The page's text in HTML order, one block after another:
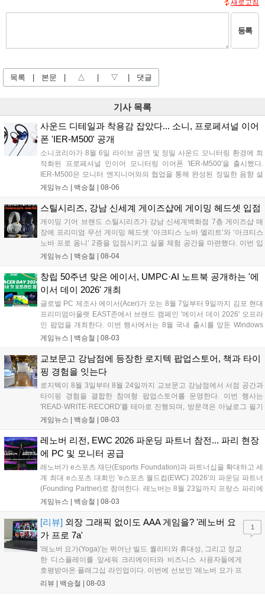
새로고침
등록
목록 | 본문 | △ | ▽ | 댓글
기사 목록
사운드 디테일과 착용감 잡았다... 소니, 프로페셔널 이어
폰 'IER-M500' 공개
소니코리아가 8월 6일 라이브 공연 및 정밀 사운드 모니터링 환경에 최
적화된 프로페셔널 인이어 모니터링 이어폰 'IER-M500'을 출시했다.
IER-M500은 모니터 엔지니어와의 협업을 통해 완성된 정밀한 음향 설
계와 뛰어난 수동 차음 성능을 갖춰, 외부 소음이 많은 환경에서도 디테
피팅 서포터를 적용해 장시간 착용 시에도 안정적이고 편안한 환경을 제
게임뉴스 | 백승철 | 08-06
스틸시리즈, 강남 신세계 게이즈샵에 게이밍 헤드셋 입점
게이밍 기어 브랜드 스틸시리즈가 강남 신세계백화점 7층 게이즈샵 매
장에 프리미엄 무선 게이밍 헤드셋 ‘아크티스 노바 엘리트’와 ‘아크티스
노바 프로 옴니’ 2종을 입점시키고 실물 체험 공간을 마련했다. 이번 입
점으로 판교 현대백화점에 이어 강남에서도 차세대 옴니플레이 및 AI 노
매할 수 있게 됐다. 스틸시리즈는 입점을 기념해 오는 8월 17일까지 해
당 매장에서 10% 할인 혜택 및 헤드셋 거치대 증정 프로모션을 진행한
다...
게임뉴스 | 백승철 | 08-04
창립 50주년 맞은 에이서, UMPC·AI 노트북 공개하는 '에
이서 데이 2026' 개최
글로벌 PC 제조사 에이서(Acer)가 오는 8월 7일부터 9일까지 김포 현대
프리미엄아울렛 EAST존에서 브랜드 캠페인 '에이서 데이 2026' 오프라
인 팝업을 개최한다. 이번 행사에서는 8월 국내 출시를 앞둔 Windows
11 기반 UMPC 프레데터 아틀라스 8과 초경량 AI 노트북 스위프트 에어
업 전시와 함께 방문객을 위한 다양한 현장 이벤트가 진행된다....
게임뉴스 | 백승철 | 08-03
교보문고 강남점에 등장한 로지텍 팝업스토어, 책과 타이
핑 경험을 잇는다
로지텍이 8월 3일부터 8월 24일까지 교보문고 강남점에서 서점 공간과
타이핑 경험을 결합한 참여형 팝업스토어를 운영한다. 이번 행사는
'READ·WRITE·RECORD'를 테마로 진행되며, 방문객은 아날로그 필기
와 디지털 타이핑을 거쳐 문장을 엽서로 출력해 보관할 수 있다. 현장에
구매 고객 전용 혜택도 함께 준비됐다....
게임뉴스 | 백승철 | 08-03
레노버 리전, EWC 2026 파운딩 파트너 참전... 파리 현장
에 PC 및 모니터 공급
레노버가 e스포츠 재단(Esports Foundation)과 파트너십을 확대하고 세
계 최대 e스포츠 대회인 'e스포츠 월드컵(EWC) 2026'의 파운딩 파트너
(Founding Partner)로 참여한다. 레노버는 8월 23일까지 프랑스 파리에
서 열리는 이번 대회 기간 동안 경기장을 비롯해 연습 시설, 방송 스튜디
를 공급한다. 이를 통해 전 세계 100여 개국에서 참가한 2,000명 이상의
선수들이 안정적인 하드웨어 환경에서 경기를 치를 수 있도록 기술적 지
원을 제공한다....
게임뉴스 | 백승철 | 08-03
[리뷰] 외장 그래픽 없이도 AAA 게임을? '레노버 요
가 프로 7a'
'레노버 요가(Yoga)'는 뛰어난 빌드 퀄리티와 휴대성, 그리고 정교
한 디스플레이를 앞세워 크리에이터와 비즈니스 사용자들에게
호평받아온 플래그십 라인업이다. 이번에 선보인 '레노버 요가 프
로 7a(Yoga Pro 7a Gen 11, 이하 요가 프로 7a)'는 단순한 작업용
리뷰 | 백승철 | 08-03
1